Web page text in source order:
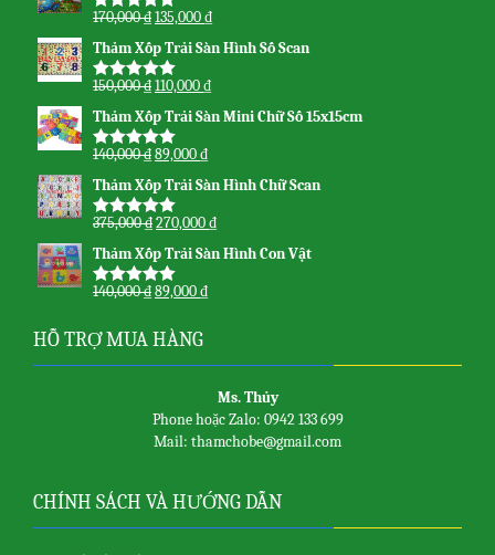
Được xếp
sao
170,000₫135,000₫
Thảm Xốp Trải Sàn Hình Số Scan
Được xếp
sao
150,000₫110,000₫
Thảm Xốp Trải Sàn Mini Chữ Số 15x15cm
Được xếp
sao
140,000₫89,000₫
Thảm Xốp Trải Sàn Hình Chữ Scan
Được xếp
sao
375,000₫270,000₫
Thảm Xốp Trải Sàn Hình Con Vật
Được xếp
140,000₫89,000₫
HỖ TRỢ MUA HÀNG
Ms. Thủy
Phone hoặc Zalo: 0942 133 699
Mail: thamchobe@gmail.com
CHÍNH SÁCH VÀ HƯỚNG DẪN